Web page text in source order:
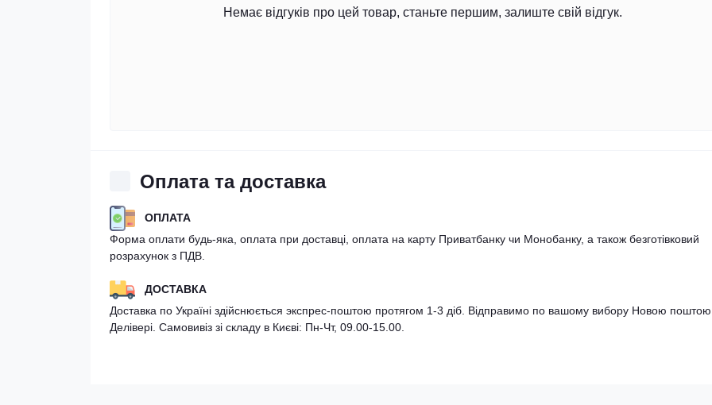
Немає відгуків про цей товар, станьте першим, залиште свій відгук.
Оплата та доставка
ОПЛАТА
Форма оплати будь-яка, оплата при доставці, оплата на карту Приватбанку чи Монобанку, а також безготівковий
розрахунок з ПДВ.
ДОСТАВКА
Доставка по Україні здійснюється экспрес-поштою протягом 1-3 діб. Відправимо по вашому вибору Новою
Делівері. Самовивіз зі складу в Києві: Пн-Чт, 09.00-15.00.